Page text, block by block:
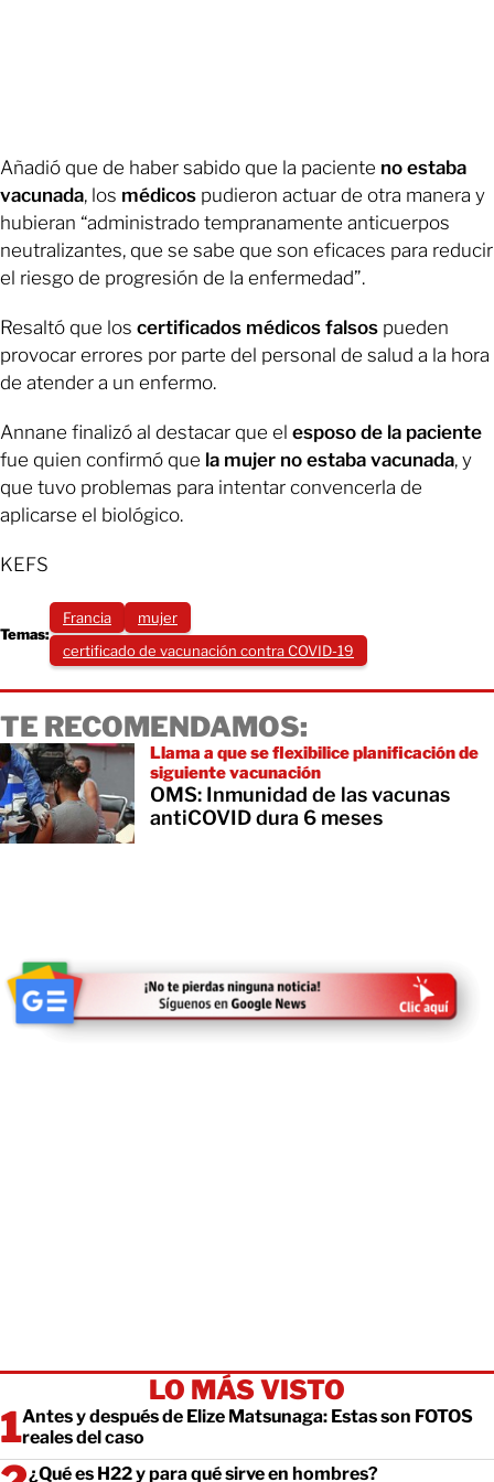
Añadió que de haber sabido que la paciente no estaba
vacunada, los médicos pudieron actuar de otra manera y
hubieran “administrado tempranamente anticuerpos
neutralizantes, que se sabe que son eficaces para reducir
el riesgo de progresión de la enfermedad”.
Resaltó que los certificados médicos falsos pueden
provocar errores por parte del personal de salud a la hora
de atender a un enfermo.
Annane finalizó al destacar que el esposo de la paciente
fue quien confirmó que la mujer no estaba vacunada, y
que tuvo problemas para intentar convencerla de
aplicarse el biológico.
KEFS
Temas:
Francia
mujer
certificado de vacunación contra COVID-19
TE RECOMENDAMOS:
Llama a que se flexibilice planificación de
siguiente vacunación
OMS: Inmunidad de las vacunas
antiCOVID dura 6 meses
LO MÁS VISTO
Antes y después de Elize Matsunaga: Estas son FOTOS
reales del caso
¿Qué es H22 y para qué sirve en hombres?